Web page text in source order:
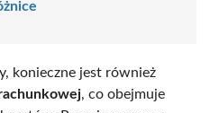
konieczne jest również
, co obejmuje